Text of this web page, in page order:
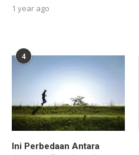
1 year ago
4
Ini Perbedaan Antara